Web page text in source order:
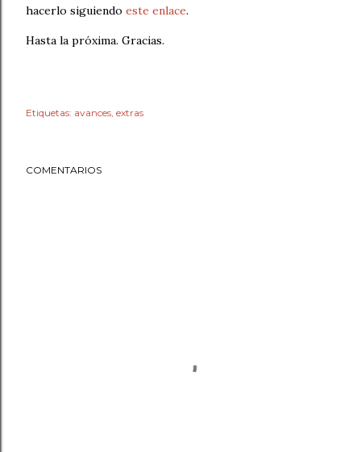
hacerlo siguiendo este enlace.
Hasta la próxima. Gracias.
Etiquetas: avances extras
COMENTARIOS